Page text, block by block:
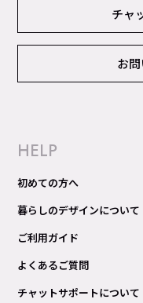
チャ
お
HELP
初めての方へ
暮らしのデザインについて
ご利用ガイド
よくあるご質問
チャットサポートについて